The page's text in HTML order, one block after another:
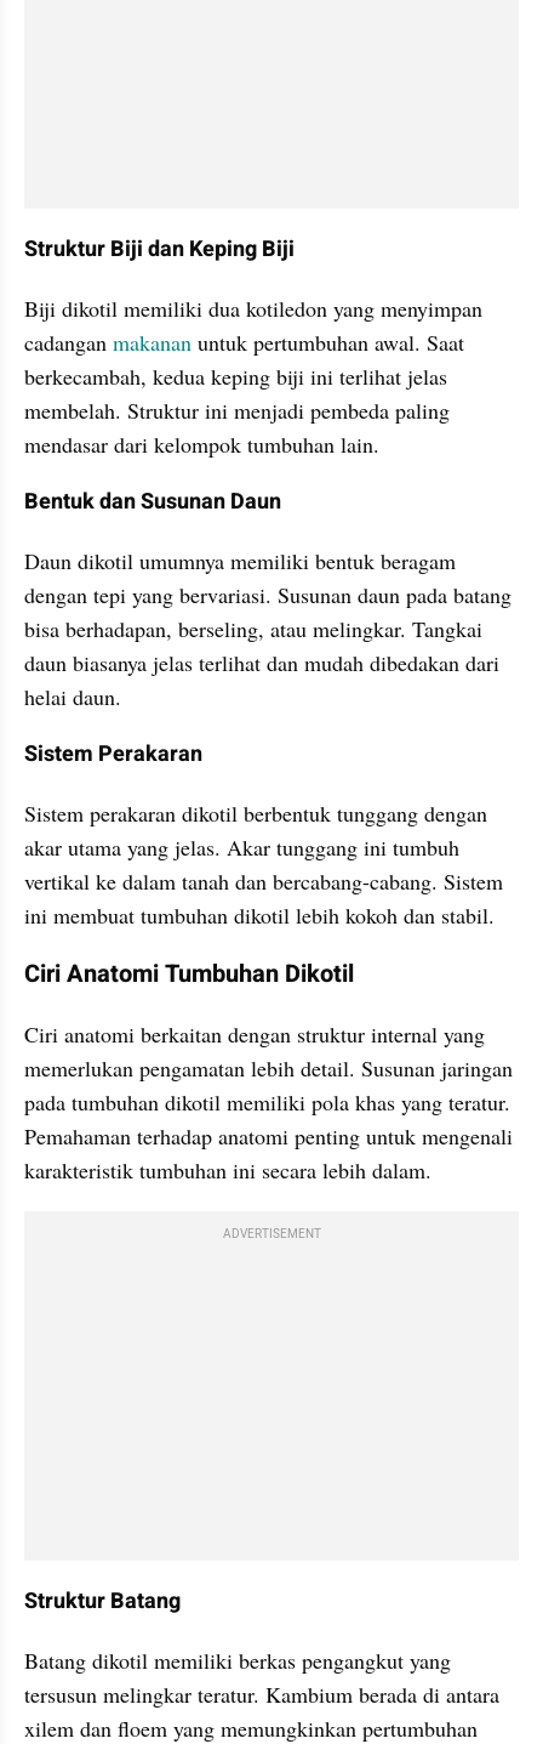
Struktur Biji dan Keping Biji
Biji dikotil memiliki dua kotiledon yang menyimpan
cadangan makanan untuk pertumbuhan awal. Saat
berkecambah, kedua keping biji ini terlihat jelas
membelah. Struktur ini menjadi pembeda paling
mendasar dari kelompok tumbuhan lain.
Bentuk dan Susunan Daun
Daun dikotil umumnya memiliki bentuk beragam
dengan tepi yang bervariasi. Susunan daun pada batang
bisa berhadapan, berseling, atau melingkar. Tangkai
daun biasanya jelas terlihat dan mudah dibedakan dari
helai daun.
Sistem Perakaran
Sistem perakaran dikotil berbentuk tunggang dengan
akar utama yang jelas. Akar tunggang ini tumbuh
vertikal ke dalam tanah dan bercabang-cabang. Sistem
ini membuat tumbuhan dikotil lebih kokoh dan stabil.
Ciri Anatomi Tumbuhan Dikotil
Ciri anatomi berkaitan dengan struktur internal yang
memerlukan pengamatan lebih detail. Susunan jaringan
pada tumbuhan dikotil memiliki pola khas yang teratur.
Pemahaman terhadap anatomi penting untuk mengenali
karakteristik tumbuhan ini secara lebih dalam.
ADVERTISEMENT
Struktur Batang
Batang dikotil memiliki berkas pengangkut yang
tersusun melingkar teratur. Kambium berada di antara
xilem dan floem yang memungkinkan pertumbuhan